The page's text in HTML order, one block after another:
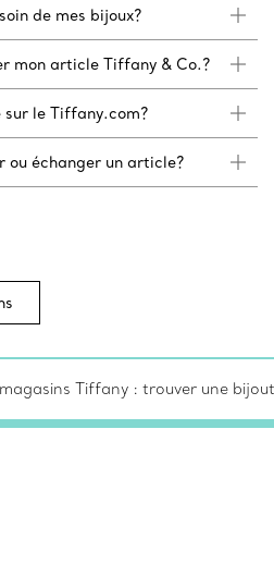
de mes bijoux?
mon article Tiffany & Co.?
le Tiffany.com?
ou échanger un article?
Tiffany : trouver une